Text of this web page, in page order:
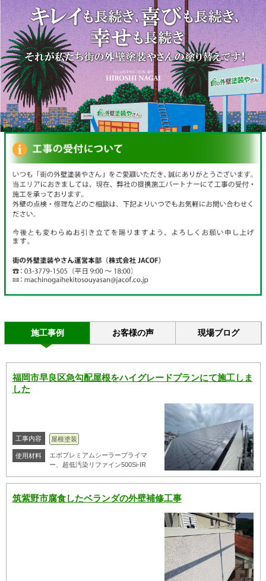
施工事例 お客様の声 現場ブログ
福岡市早良区急勾配屋根をハイグレードプランにて施工しま
した
工事内容 屋根塗装
使用材料
エポプレミアムシーラープライマ
ー、超低汚染リファイン500Si-IR
筑紫野市腐食したベランダの外壁補修工事